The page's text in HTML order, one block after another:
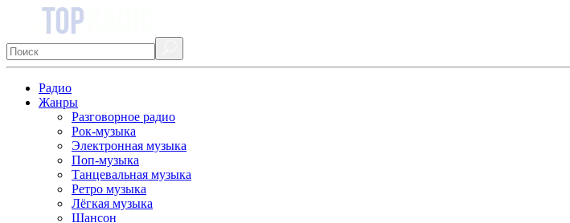
Радио
Жанры
Разговорное радио
Рок-музыка
Электронная музыка
Поп-музыка
Танцевальная музыка
Ретро музыка
Лёгкая музыка
Шансон